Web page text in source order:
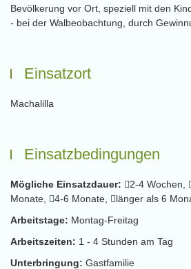
Bevölkerung vor Ort, speziell mit den
- bei der Walbeobachtung, durch
Einsatzort
Machalilla
Einsatzbedingungen
Mögliche Einsatzdauer: 2-4 Wochen,
Monate,
4-6 Monate,
länger als 6
Arbeitstage: Montag-Freitag
Arbeitszeiten: 1 - 4 Stunden am Tag
Unterbringung: Gastfamilie